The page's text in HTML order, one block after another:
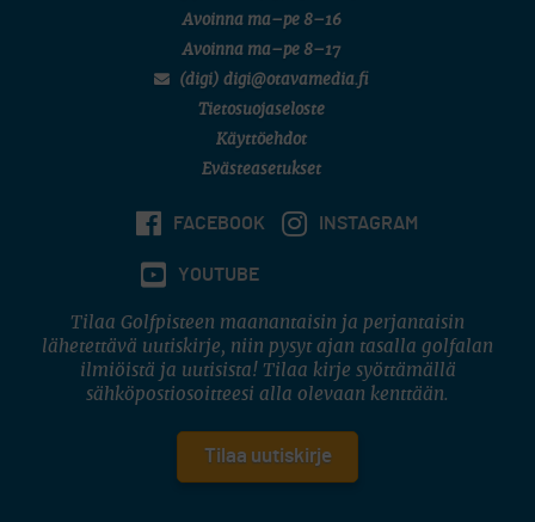
Avoinna ma–pe 8–16
Avoinna ma–pe 8–17
(digi) digi@otavamedia.fi
Tietosuojaseloste
Käyttöehdot
Evästeasetukset
FACEBOOK INSTAGRAM
YOUTUBE
Tilaa Golfpisteen maanantaisin ja perjantaisin
lähetettävä uutiskirje, niin pysyt ajan tasalla golfalan
ilmiöistä ja uutisista! Tilaa kirje syöttämällä
sähköpostiosoitteesi alla olevaan kenttään.
Tilaa uutiskirje